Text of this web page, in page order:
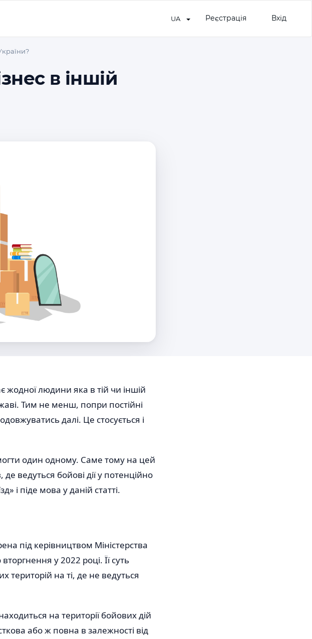
UA Реєстрація Вхід
в іншій
жодної людини яка в тій чи іншій
Тим не менш, попри постійні
далі. Це стосується і
один одному. Саме тому на цей
ведуться бойові дії у потенційно
і піде мова у даній статті.
під керівництвом Міністерства
у 2022 році. Її суть
територій на ті, де не ведуться
на території бойових дій
або ж повна в залежності від